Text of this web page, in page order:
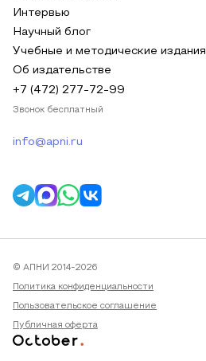
Интервью
Научный блог
Учебные и методические издания
Об издательстве
+7 (472) 277-72-99
Звонок бесплатный
info@apni.ru
© АПНИ 2014-2026
Политика конфиденциальности
Пользовательское соглашение
Публичная оферта